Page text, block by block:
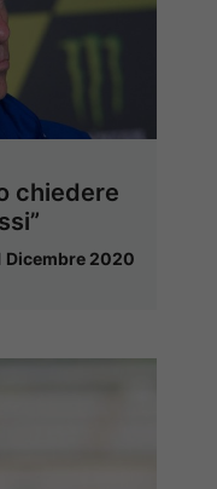
chiedere
Dicembre 2020